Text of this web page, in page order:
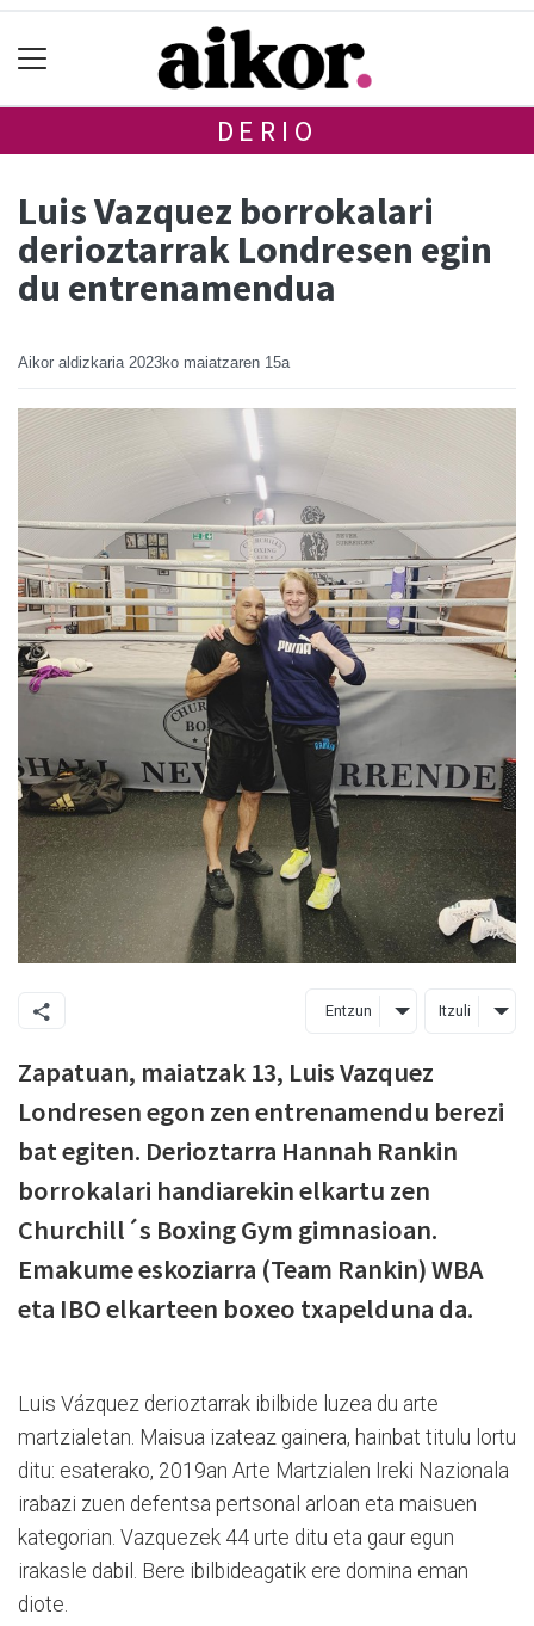
DERIO
Luis Vazquez borrokalari
derioztarrak Londresen egin
du entrenamendua
Aikor aldizkaria 2023ko maiatzaren 15a
Entzun Itzuli
Zapatuan, maiatzak 13, Luis Vazquez
Londresen egon zen entrenamendu berezi
bat egiten. Derioztarra Hannah Rankin
borrokalari handiarekin elkartu zen
Churchill´s Boxing Gym gimnasioan.
Emakume eskoziarra (Team Rankin) WBA
eta IBO elkarteen boxeo txapelduna da.
Luis Vázquez derioztarrak ibilbide luzea du arte
martzialetan. Maisua izateaz gainera, hainbat titulu lortu
ditu: esaterako, 2019an Arte Martzialen Ireki Nazionala
irabazi zuen defentsa pertsonal arloan eta maisuen
kategorian. Vazquezek 44 urte ditu eta gaur egun
irakasle dabil. Bere ibilbideagatik ere domina eman
diote.